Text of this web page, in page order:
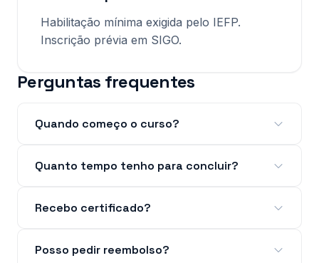
Habilitação mínima exigida pelo IEFP.
Inscrição prévia em SIGO.
Perguntas frequentes
Quando começo o curso?
Quanto tempo tenho para concluir?
Recebo certificado?
Posso pedir reembolso?